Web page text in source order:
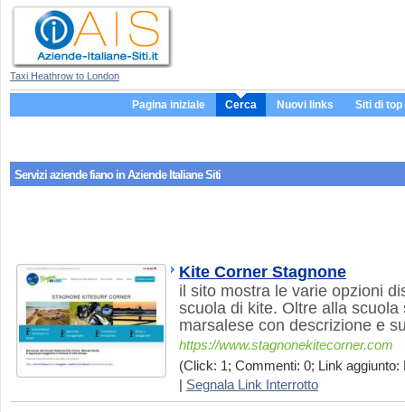
Taxi Heathrow to London
Pagina iniziale Cerca Nuovi links Siti di top
Servizi aziendefianoin Aziende Italiane Siti
Kite Corner Stagnone
il sito mostra le varie opzioni
scuola di kite. Oltre alla
marsalese con descrizione e
https://www.stagnonekitecorner.com
(Click: 1; Commenti: 0; Link aggiunto:
Segnala Link Interrotto